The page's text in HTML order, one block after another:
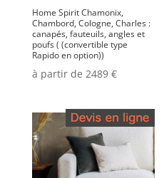
Home Spirit Chamonix,
Chambord, Cologne, Charles :
canapés, fauteuils, angles et
poufs ( (convertible type
Rapido en option))
à partir de 2489 €